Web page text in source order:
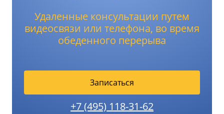
Удаленные консультации путем
видеосвязи или телефона, во время
обеденного перерыва
Записаться
+7 (495) 118-31-62